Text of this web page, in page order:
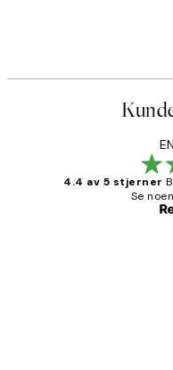
4.4 av 5 stjerner
Se